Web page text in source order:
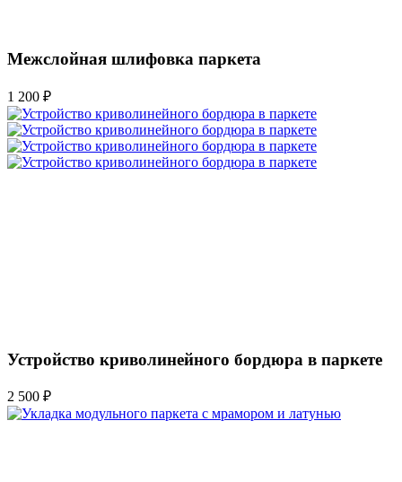
Межслойная шлифовка паркета
1 200 ₽
Устройство криволинейного бордюра в паркете
2 500 ₽